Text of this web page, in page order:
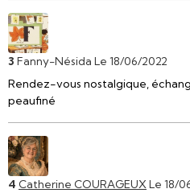
3 Fanny-Nésida Le 18/06/2022
Rendez-vous nostalgique,
peaufiné
4 Catherine COURAGEUX Le 18/